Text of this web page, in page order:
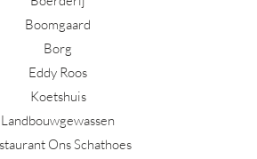
Boomgaard
Borg
Eddy Roos
Koetshuis
Landbouwgewassen
Ons Schathoes